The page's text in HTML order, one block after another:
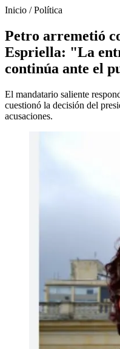
Inicio /Política
Petro arremetió
Espriella: "La
continúa ante el
El mandatario saliente
cuestionó la decisión del
acusaciones.